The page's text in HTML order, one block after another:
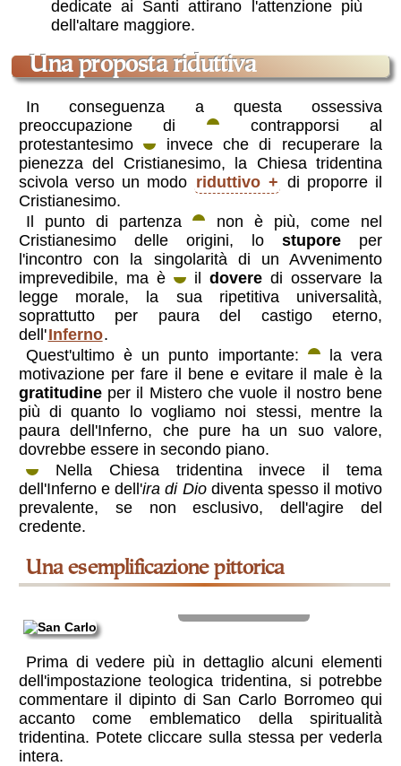
dedicate ai Santi attirano l'attenzione più
dell'altare maggiore.
una proposta riduttiva
In conseguenza a questa ossessiva
preoccupazione di
contrapporsi al
protestantesimo
invece che di recuperare la
pienezza del Cristianesimo, la Chiesa tridentina
scivola verso un modo riduttivo
di proporre il
Cristianesimo.
Il punto di partenza
non è più, come nel
Cristianesimo delle origini, lostupore per
l'incontro con la singolarità di un Avvenimento
imprevedibile, ma è
ildovere di osservare la
legge morale, la sua ripetitiva universalità,
soprattutto per paura del castigo eterno,
dell'Inferno.
Quest'ultimo è un punto importante:
la vera
motivazione per fare il bene e evitare il male è la
gratitudineper il Mistero che vuole il nostro bene
più di quanto lo vogliamo noi stessi, mentre la
paura dell'Inferno, che pure ha un suo valore,
dovrebbe essere in secondo piano.
Nella Chiesa tridentina invece il tema
dell'Inferno e dell'ira di Diodiventa spesso il motivo
prevalente, se non esclusivo, dell'agire del
credente.
una esemplificazione pittorica
Prima di vedere più in dettaglio alcuni elementi
dell'impostazione teologica tridentina, si potrebbe
commentare il dipinto di San Carlo Borromeo qui
accanto come emblematico della spiritualità
tridentina. Potete cliccare sulla stessa per vederla
intera.